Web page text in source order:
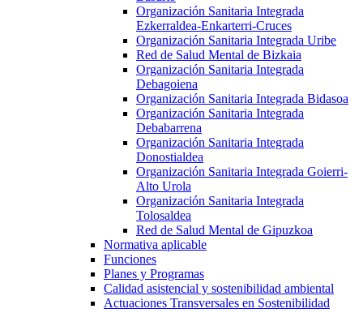
Organización Sanitaria Integrada
Ezkerraldea-Enkarterri-Cruces
Organización Sanitaria Integrada Uribe
Red de Salud Mental de Bizkaia
Organización Sanitaria Integrada
Debagoiena
Organización Sanitaria Integrada Bidasoa
Organización Sanitaria Integrada
Debabarrena
Organización Sanitaria Integrada
Donostialdea
Organización Sanitaria Integrada Goierri-
Alto Urola
Organización Sanitaria Integrada
Tolosaldea
Red de Salud Mental de Gipuzkoa
Normativa aplicable
Funciones
Planes y Programas
Calidad asistencial y sostenibilidad ambiental
Actuaciones Transversales en Sostenibilidad